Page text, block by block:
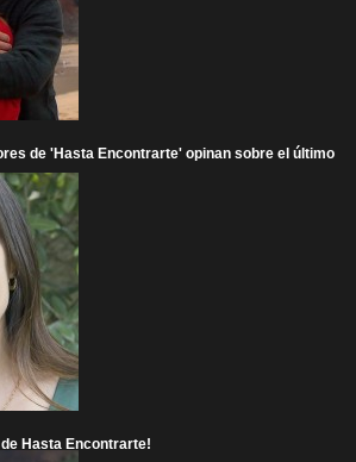
de 'Hasta Encontrarte' opinan sobre el último
Hasta Encontrarte!